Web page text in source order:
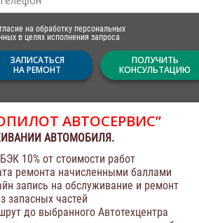
на обработку персональных
в целях исполнения запроса
ЗАПИСАТЬСЯ
НА РЕМОНТ
ПОЛУЧИТЬ
КОНСУЛЬТАЦИЮ
АВТОСЕРВИС”
АВТОМОБИЛЯ.
10% от стоимости работ
ремонта начисленными баллами
запись на обслуживание и ремонт
запасных частей
до выбранного Автотехцентра